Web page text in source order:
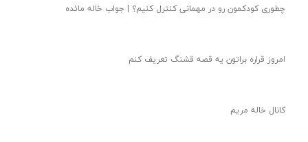
چطوری کودکمون رو در مهمانی کنترل کنیم؟ | جواب خاله مائده
امروز قراره براتون یه قصه قشنگ تعریف کنم
کانال خاله مریم